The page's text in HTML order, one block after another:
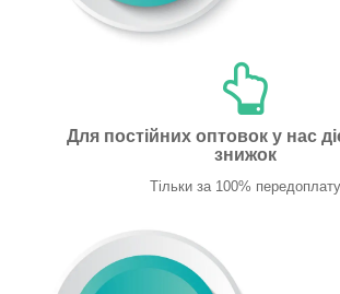
Для постійних оптовок у нас
знижок
Тільки за 100% передоплату